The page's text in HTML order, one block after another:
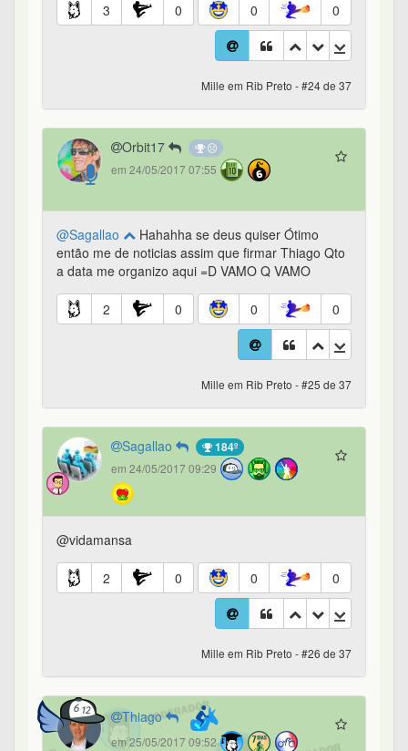
3 0 0 0
Mille em Rib Preto - #24 de 37
Orbit17
em 24/05/2017 07:55
@Sagallao
Hahahha se deus quiser Ótimo
então me de noticias assim que firmar Thiago Qto
a data me organizo aqui =D VAMO Q VAMO
2 0 0 0
Mille em Rib Preto - #25 de 37
Sagallao 184º
em 24/05/2017 09:29
@vidamansa
2 0 0 0
Mille em Rib Preto - #26 de 37
Thiago
em 25/05/2017 09:52